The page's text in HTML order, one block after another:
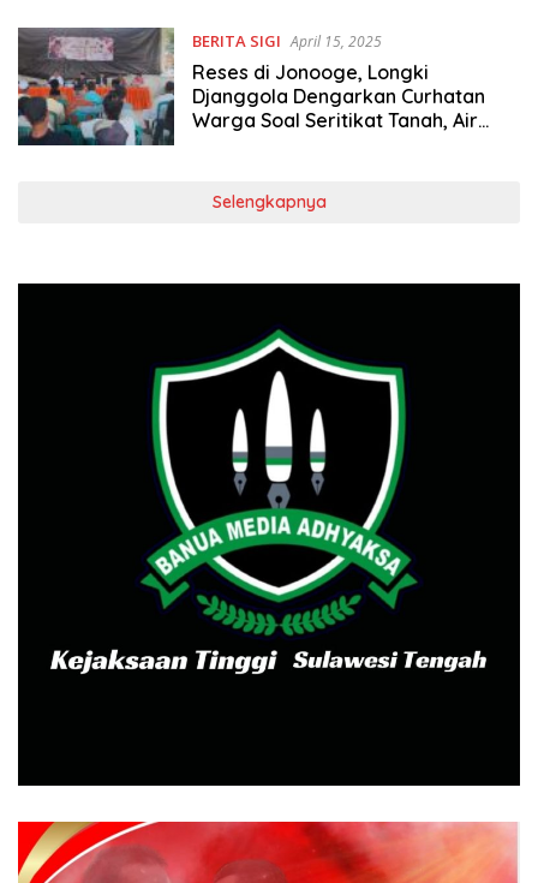
BERITA SIGI April 15, 2025
Reses di Jonooge, Longki
Djanggola Dengarkan Curhatan
Warga Soal Seritikat Tanah, Air
Selengkapnya